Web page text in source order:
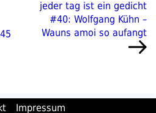
Nächster
Beitrag
jeder tag ist ein gedicht
#40: Wolfgang Kühn –
Wauns amoi so aufangt
Impressum